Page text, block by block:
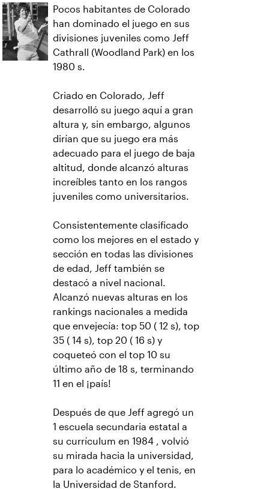
Pocos habitantes de Colorado
han dominado el juego en sus
divisiones juveniles como Jeff
Cathrall (Woodland Park) en los
1980 s.
Criado en Colorado, Jeff
desarrolló su juego aquí a gran
altura y, sin embargo, algunos
dirían que su juego era más
adecuado para el juego de baja
altitud, donde alcanzó alturas
increíbles tanto en los rangos
juveniles como universitarios.
Consistentemente clasificado
como los mejores en el estado y
sección en todas las divisiones
de edad, Jeff también se
destacó a nivel nacional.
Alcanzó nuevas alturas en los
rankings nacionales a medida
que envejecía: top 50 ( 12 s), top
35 ( 14 s), top 20 ( 16 s) y
coqueteó con el top 10 su
último año de 18 s, terminando
11 en el ¡país!
Después de que Jeff agregó un
1 escuela secundaria estatal a
su currículum en 1984 , volvió
su mirada hacia la universidad,
para lo académico y el tenis, en
la Universidad de Stanford.